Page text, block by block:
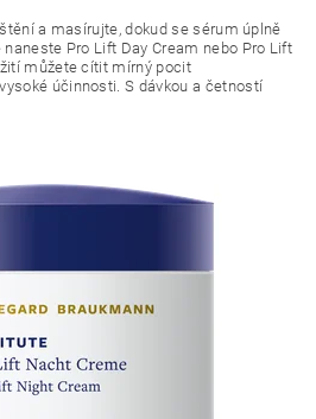
a masírujte, dokud se sérum úplně
Pro Lift Day Cream nebo Pro Lift
můžete cítit mírný pocit
účinnosti. S dávkou a četností